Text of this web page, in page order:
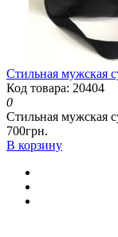
Стильная мужская
Код товара: 20404
0
Стильная мужская
700грн.
В корзину